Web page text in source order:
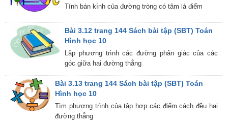
Tính bán kính của đường tròng có tâm là điểm
Bài 3.12 trang 144 Sách bài tập (SBT) Toán
Hình học 10
Lập phương trình các đường phân giác của các
góc giữa hai đường thẳng
Bài 3.13 trang 144 Sách bài tập (SBT) Toán
Hình học 10
Tìm phương trình của tập hợp các điểm cách đều hai
đường thẳng